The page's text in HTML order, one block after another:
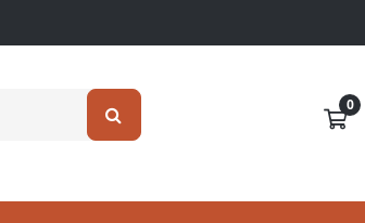
0